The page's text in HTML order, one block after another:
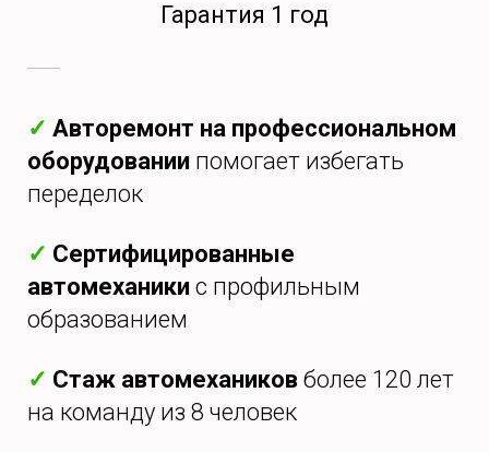
Гарантия 1 год
✓ Авторемонт на профессиональном
оборудовании помогает избегать
переделок
✓ Сертифицированные
автомеханики с профильным
образованием
✓ Стаж автомехаников более 120 лет
на команду из 8 человек